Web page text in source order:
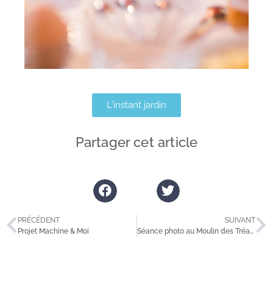
L'instant jardin
Partager cet article
PRÉCÉDENT
Projet Machine & Moi
SUIVANT
Séance photo au Moulin des Tréans